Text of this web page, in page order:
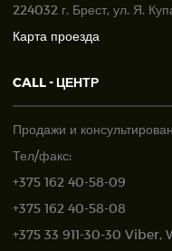
224032 г. Брест, ул. Я.
Карта проезда
CALL - ЦЕНТР
Продажи и
Тел/факс:
+375 162 40-58-09
+375 162 40-58-08
+375 33 911-30-30 Viber,